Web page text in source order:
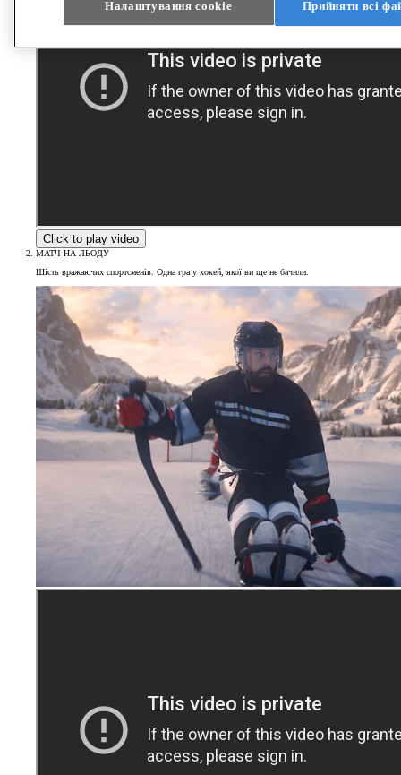
Click to play video
МАТЧ НА ЛЬОДУ
Шість вражаючих спортсменів. Одна гра у хокей, якої ви ще не бачили.
Налаштування cookie Прийняти всі